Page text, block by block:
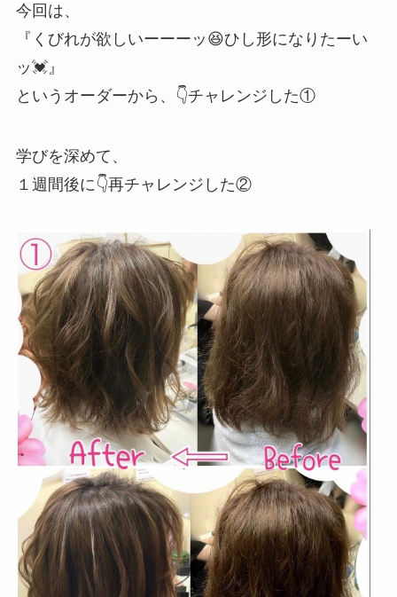
今回は、
『くびれが欲しいーーーッ😆ひし形になりたーい
ッ💓』
というオーダーから、👇チャレンジした①
学びを深めて、
１週間後に👇再チャレンジした②